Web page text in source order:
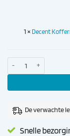
1× Decent
De verwachte
Snelle